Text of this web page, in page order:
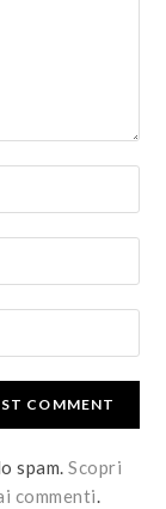
spam.Scopri
commenti.